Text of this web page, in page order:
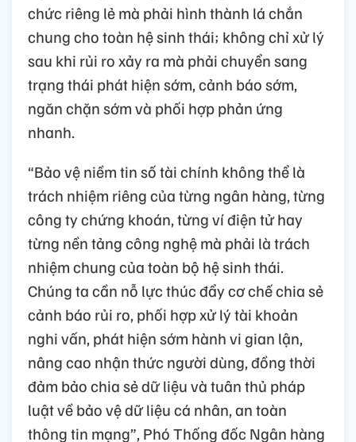
chức riêng lẻ mà phải hình thành lá chắn
chung cho toàn hệ sinh thái; không chỉ xử lý
sau khi rủi ro xảy ra mà phải chuyển sang
trạng thái phát hiện sớm, cảnh báo sớm,
ngăn chặn sớm và phối hợp phản ứng
nhanh.
“Bảo vệ niềm tin số tài chính không thể là
trách nhiệm riêng của từng ngân hàng, từng
công ty chứng khoán, từng ví điện tử hay
từng nền tảng công nghệ mà phải là trách
nhiệm chung của toàn bộ hệ sinh thái.
Chúng ta cần nỗ lực thúc đẩy cơ chế chia sẻ
cảnh báo rủi ro, phối hợp xử lý tài khoản
nghi vấn, phát hiện sớm hành vi gian lận,
nâng cao nhận thức người dùng, đồng thời
đảm bảo chia sẻ dữ liệu và tuân thủ pháp
luật về bảo vệ dữ liệu cá nhân, an toàn
thông tin mạng”, Phó Thống đốc Ngân hàng